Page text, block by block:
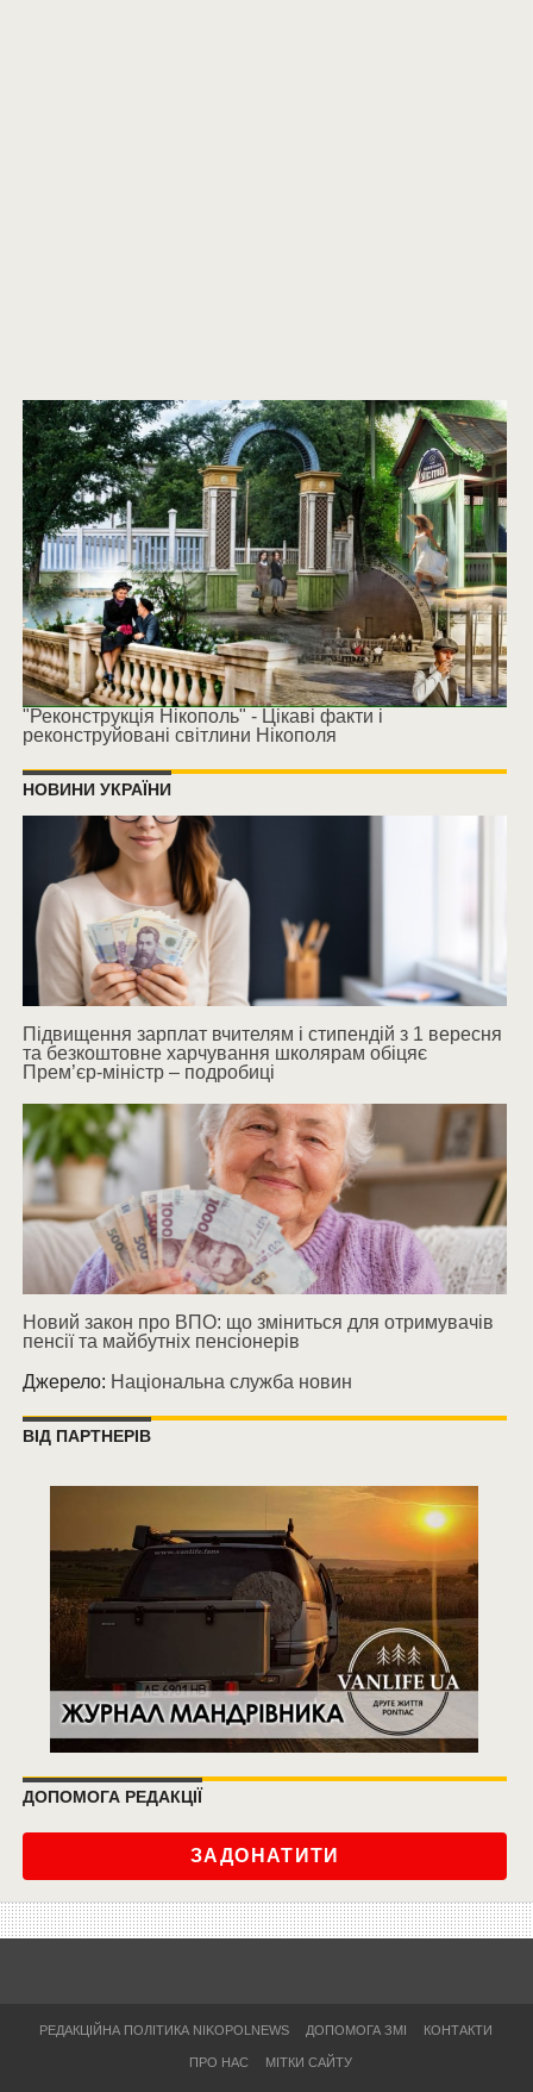
"Реконструкція Нікополь" - Цікаві факти і
реконструйовані світлини Нікополя
НОВИНИ УКРАЇНИ
Підвищення зарплат вчителям і стипендій з 1 вересня
та безкоштовне харчування школярам обіцяє
Прем’єр-міністр – подробиці
Новий закон про ВПО: що зміниться для отримувачів
пенсії та майбутніх пенсіонерів
Джерело: Національна служба новин
ВІД ПАРТНЕРІВ
ДОПОМОГА РЕДАКЦІЇ
ЗАДОНАТИТИ
РЕДАКЦІЙНА ПОЛІТИКА NIKOPOLNEWS ДОПОМОГА ЗМІ КОНТАКТИ
ПРО НАС МІТКИ САЙТУ